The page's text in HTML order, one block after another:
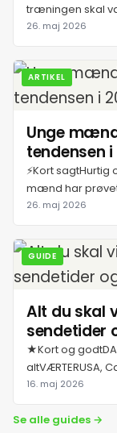
træningen skal
26. maj 2026
ARTIKEL
Unge
tendensen i
⚡Kort
mænd har
26. maj 2026
GUIDE
Alt du skal
sendetider
★Kort og
altVÆRTERUSA,
16. maj 2026
Se alle guides →